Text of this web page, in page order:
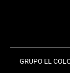
GRUPO EL